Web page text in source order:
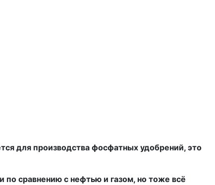
для производства фосфатных удобрений, это
по сравнению с нефтью и газом, но тоже всё